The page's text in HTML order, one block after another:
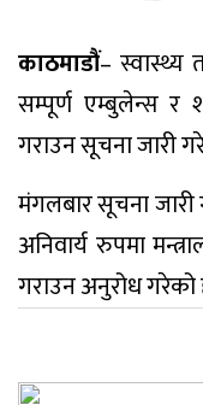
काठमाडौं– स्वास्थ्य
सम्पूर्ण एम्बुलेन्स र
गराउन सूचना जारी
मंगलबार सूचना जारी
अनिवार्य रुपमा
गराउन अनुरोध गरेको